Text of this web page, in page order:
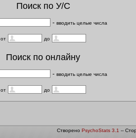
Поиск по У/С
- вводить целые числа
от до
Поиск по онлайну
- вводить целые числа
от до
СтвореноPsychoStats 3.1 --